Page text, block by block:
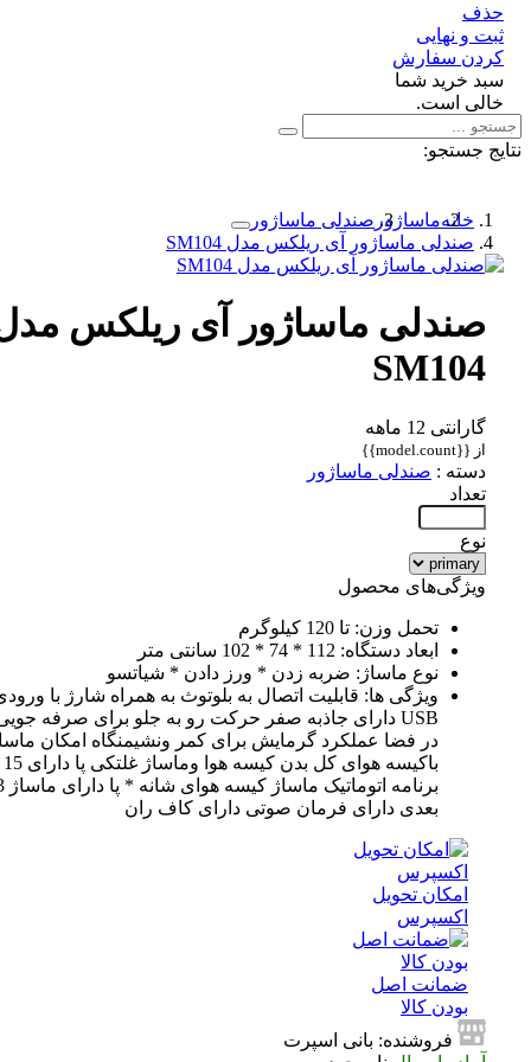
و نهایی
سفارش
خرید شما
است.
جستجو:
خانهماساژورصندلی ماساژور
صندلی ماساژور آی ریلکس مدل SM104
صندلی ماساژور آی ریلکس مدل
SM104
گارانتی 12 ماهه
دسته :صندلی ماساژور
ویژگی‌های محصول
تحمل وزن: تا 120 کیلوگرم
ابعاد دستگاه: 112 * 74 * 102 سانتی متر
نوع ماساژ: ضربه زدن * ورز دادن * شیاتسو
ویژگی ها: قابلیت اتصال به بلوتوث به همراه شارژ با ورودی
USB دارای جاذبه صفر حرکت رو به جلو برای صرفه جویی
در فضا عملکرد گرمایش برای کمر ونشیمنگاه امکان ماساژ
باکیسه هوای کل بدن کیسه هوا وماساژ غلتکی پا دارای 15
برنامه اتوماتیک ماساژ کیسه هوای شانه * پا دارای ماساژ 3
بعدی دارای فرمان صوتی دارای کاف ران
امکان تحویل
اکسپرس
ضمانت اصل
بودن کالا
فروشنده: بانی اسپرت